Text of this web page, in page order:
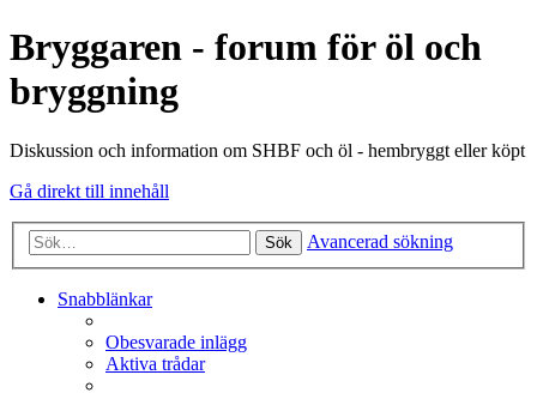
Bryggaren - forum för öl och
bryggning
Diskussion och information om SHBF och öl - hembryggt eller köpt
Gå direkt till innehåll
Sök Avancerad sökning
Snabblänkar
Obesvarade inlägg
Aktiva trådar